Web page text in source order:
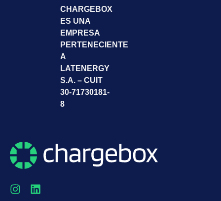
CHARGEBOX
ES UNA
EMPRESA
PERTENECIENTE
A
LATENERGY
S.A. – CUIT
30-71730181-
8